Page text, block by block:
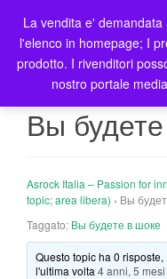
Вы
Asrock Italia – Passion for
topic; area libera) › Вы
Taggato: Вы будете в шоке
Questo topic ha 0
l'ultima volta4 anni, 5 mesi
La vendita e'
l'elenco in homepage; I
prodotto. I rivenditori
nostro portale